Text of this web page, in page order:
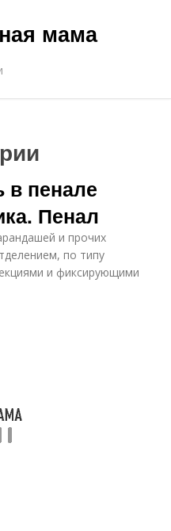
мама
в пенале
Пенал
и прочих
по типу
и фиксирующими